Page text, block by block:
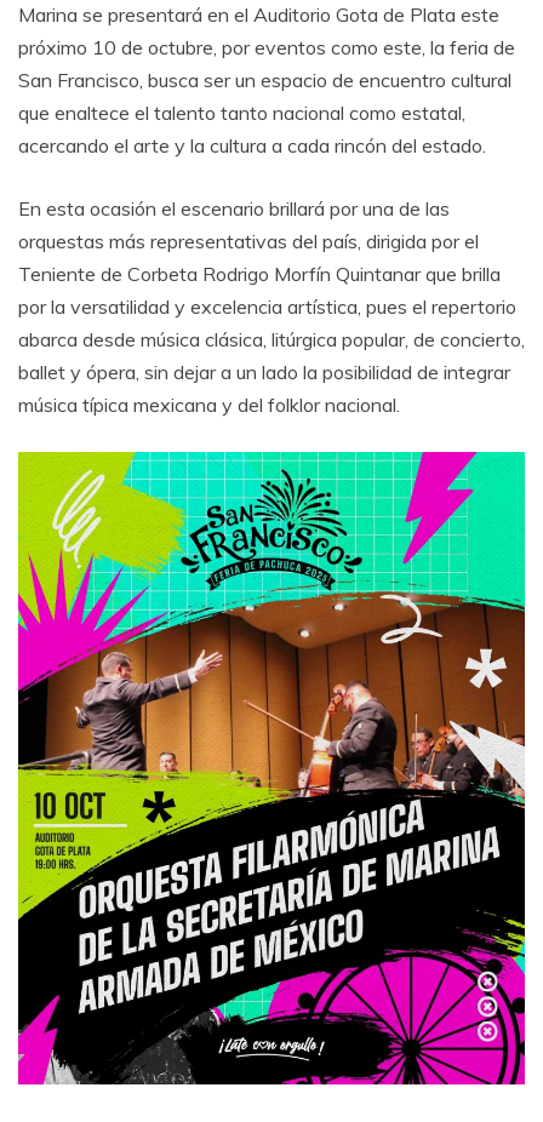
Marina se presentará en el Auditorio Gota de Plata este
próximo 10 de octubre, por eventos como este, la feria de
San Francisco, busca ser un espacio de encuentro cultural
que enaltece el talento tanto nacional como estatal,
acercando el arte y la cultura a cada rincón del estado.
En esta ocasión el escenario brillará por una de las
orquestas más representativas del país, dirigida por el
Teniente de Corbeta Rodrigo Morfín Quintanar que brilla
por la versatilidad y excelencia artística, pues el repertorio
abarca desde música clásica, litúrgica popular, de concierto,
ballet y ópera, sin dejar a un lado la posibilidad de integrar
música típica mexicana y del folklor nacional.